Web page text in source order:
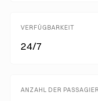
VERFÜGBARKEIT
24/7
ANZAHL DER